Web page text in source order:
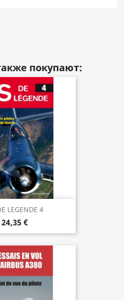
покупают:
LEGENDE 4
24,35 €